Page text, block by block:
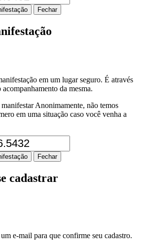
Fechar
em um lugar seguro. É através
da mesma.
Anonimamente, não temos
em uma situação caso você venha a
Fechar
cadastrar
e-mail para que confirme seu cadastro.